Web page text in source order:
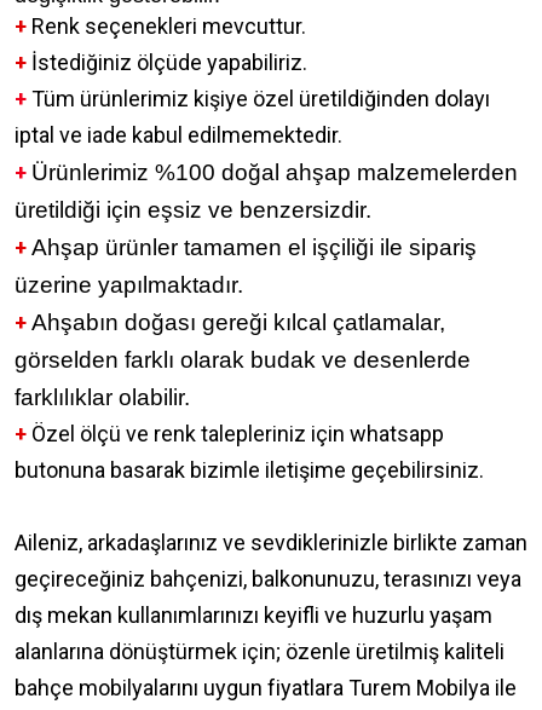
+ Renk seçenekleri mevcuttur.
+ İstediğiniz ölçüde yapabiliriz.
+Tüm ürünlerimiz kişiye özel üretildiğinden dolayı
iptal ve iade kabul edilmemektedir.
+ Ürünlerimiz %100 doğal ahşap malzemelerden
üretildiği için eşsiz ve benzersizdir.
+Ahşap ürünler tamamen el işçiliği ile sipariş
üzerine yapılmaktadır.
+Ahşabın doğası gereği kılcal çatlamalar,
görselden farklı olarak budak ve desenlerde
farklılıklar olabilir.
+ Özel ölçü ve renk talepleriniz için whatsapp
butonuna basarak bizimle iletişime geçebilirsiniz.
Aileniz, arkadaşlarınız ve sevdiklerinizle birlikte zaman
geçireceğiniz bahçenizi, balkonunuzu, terasınızı veya
dış mekan kullanımlarınızı keyifli ve huzurlu yaşam
alanlarına dönüştürmek için; özenle üretilmiş kaliteli
bahçe mobilyalarını uygun fiyatlara Turem Mobilya ile